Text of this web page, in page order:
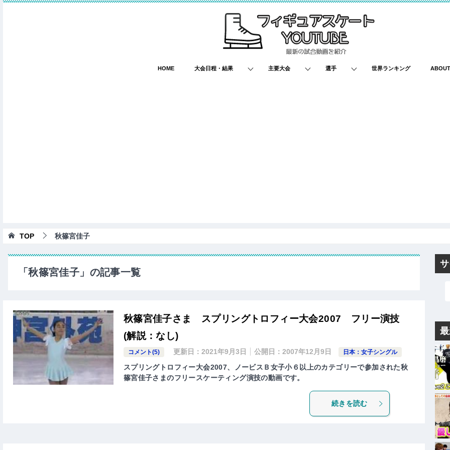
HOME 大会日程・結果 主要大会 選手 世界ランキング
TOP 秋篠宮佳子
「秋篠宮佳子」の記事一覧
秋篠宮佳子さま スプリングトロフィー大会2007 フリー演技
(解説：なし)
コメント(5) 更新日：2021年9月3日 公開日：2007年12月9日 日本：女子シングル
スプリングトロフィー大会2007、ノービスＢ女子小６以上のカテゴリーで参加された秋
篠宮佳子さまのフリースケーティング演技の動画です。
続きを読む